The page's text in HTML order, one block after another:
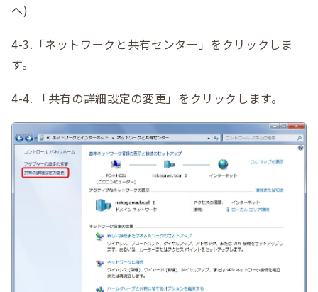
へ)
4-3.「ネットワークと共有センター」をクリックしま
す。
4-4. 「共有の詳細設定の変更」をクリックします。